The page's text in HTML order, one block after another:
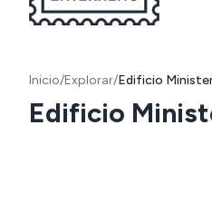
Inicio/Explorar/Edificio
Edificio